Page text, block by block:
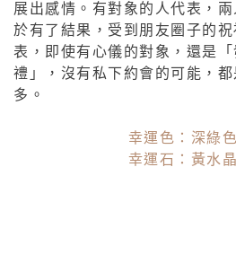
展出感情。有對象的人代表，
於有了結果，受到朋友圈子的
表，即使有心儀的對象，還是
禮」，沒有私下約會的可能，
多。
幸運色：深綠色
幸運石：黃水晶